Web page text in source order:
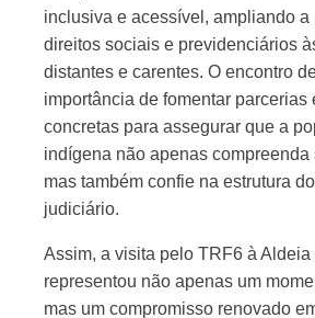
inclusiva e acessível, ampliando a
direitos sociais e previdenciários
distantes e carentes. O encontro
importância de fomentar parcerias
concretas para assegurar que a
indígena não apenas compreenda
mas também confie na estrutura
judiciário.
Assim, a visita pelo TRF6 à Aldeia
representou não apenas um
mas um compromisso renovado